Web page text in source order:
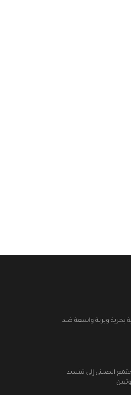
بحرية وبرية واسعة ضد
الصيني إلى تشديد